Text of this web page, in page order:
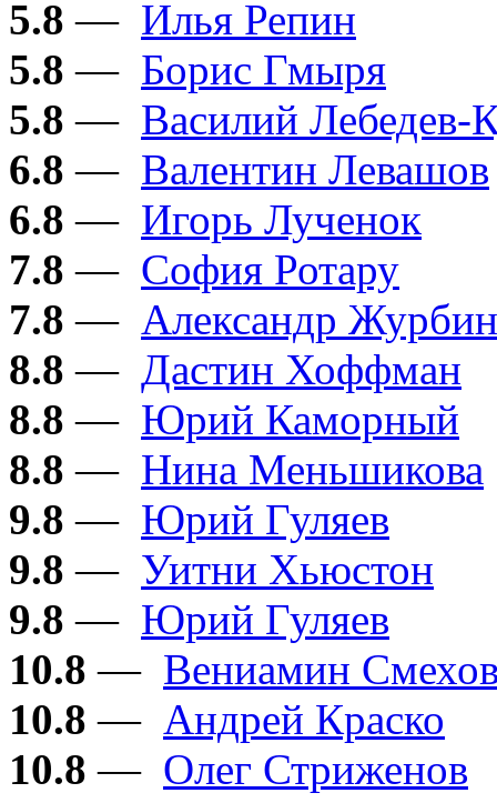
5.8 — Илья Репин
5.8 — Борис Гмыря
5.8 — Василий Лебедев-
6.8 — Валентин Левашов
6.8 — Игорь Лученок
7.8 — София Ротару
7.8 — Александр Журбин
8.8 — Дастин Хоффман
8.8 — Юрий Каморный
8.8 — Нина Меньшикова
9.8 — Юрий Гуляев
9.8 — Уитни Хьюстон
9.8 — Юрий Гуляев
10.8 — Вениамин
10.8 — Андрей Краско
10.8 — Олег Стриженов